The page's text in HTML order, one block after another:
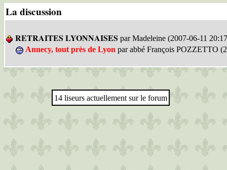
La discussion
RETRAITES LYONNAISES par Madeleine (2007-06-11
Annecy, tout près de Lyon par abbé François POZZETTO
14 liseurs actuellement sur le forum